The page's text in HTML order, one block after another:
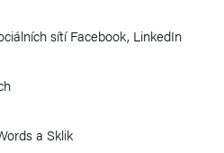
sítí Facebook, LinkedIn
a Sklik